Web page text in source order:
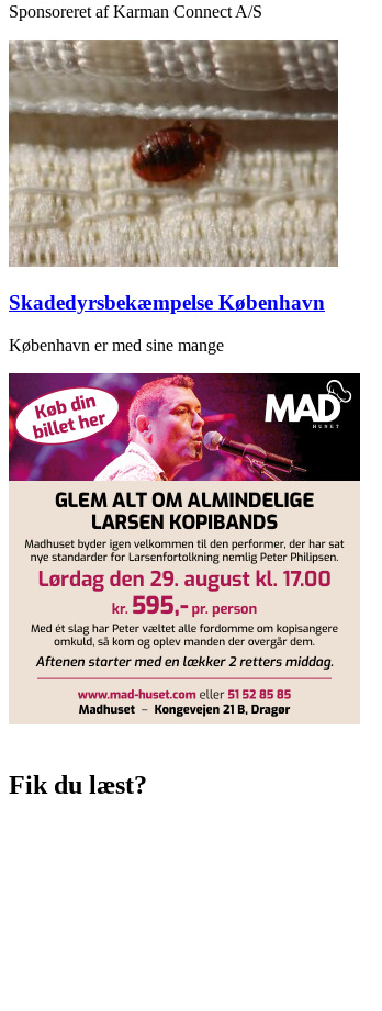
Sponsoreret af Karman Connect A/S
Skadedyrsbekæmpelse København
København er med sine mange
Fik du læst?